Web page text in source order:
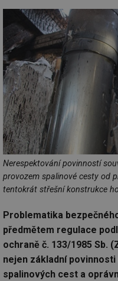
Nerespektování povinností
provozem spalinové cesty od
tentokrát střešní konstrukce
Problematika
předmětem regulace
ochraně č. 133/1985 Sb.
nejen základní
spalinových cest a